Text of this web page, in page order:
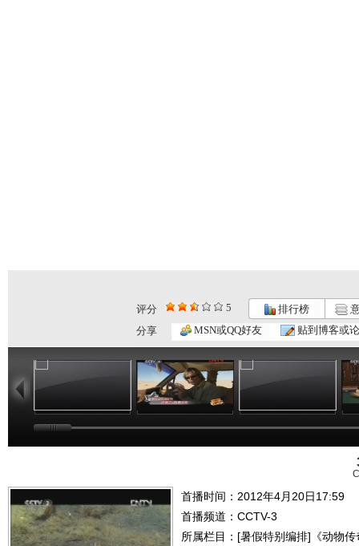
评分 5 排行榜
分享
MSN或QQ好友 贴到博客或
23:50
《动物传奇...
23:55
《动物传奇...
23:51
首播时间：2012年4月20日17:59
首播频道： CCTV-3
所属栏目： [暑假特别编排]《动物传